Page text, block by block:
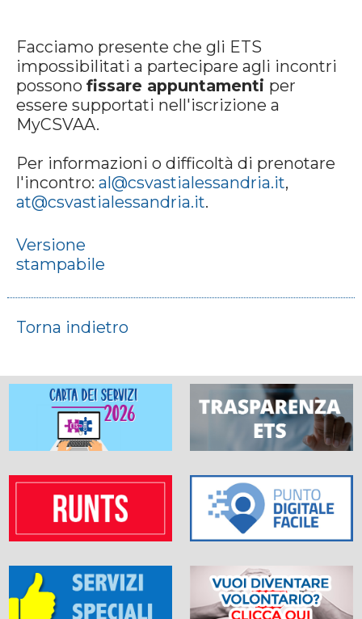
Facciamo presente che gli ETS
impossibilitati a partecipare agli incontri
possono fissare appuntamenti per
essere supportati nell'iscrizione a
MyCSVAA.
Per informazioni o difficoltà di prenotare
l'incontro: al@csvastialessandria.it,
at@csvastialessandria.it.
Versione
stampabile
Torna indietro